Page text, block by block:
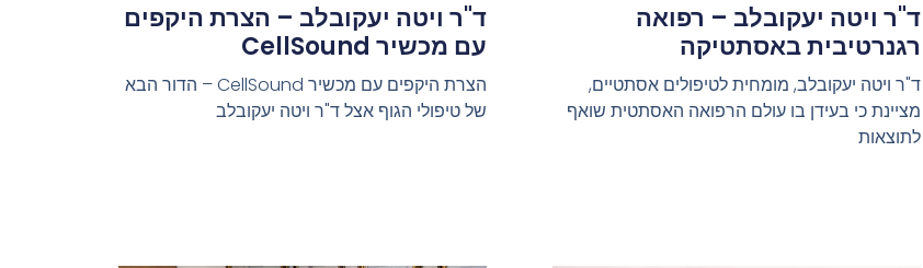
ד"ר ויטה יעקובלב – רפואה
רגנרטיבית באסתטיקה
ד"ר ויטה יעקובלב, מומחית לטיפולים אסתטיים,
מציינת כי בעידן בו עולם הרפואה האסתטית שואף
לתוצאות
ד"ר ויטה יעקובלב – הצרת היקפים
עם מכשיר CellSound
הצרת היקפים עם מכשיר CellSound – הדור הבא
של טיפולי הגוף אצל ד"ר ויטה יעקובלב